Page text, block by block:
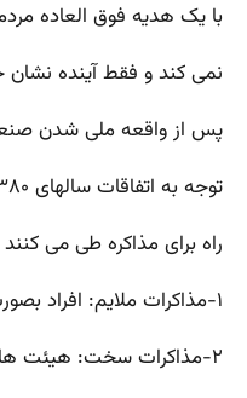
با یک هدیه فوق العاده
نمی کند و فقط آینده
پس از واقعه ملی شدن
توجه به اتفاقات سالهای ۱۳۸۰ تا کنون درسهایی از این مذاکره را در این سلسله مقالات به رشته تحریر در می اورم در مذاکرات حرفه ای عموما افراد غیر حرفه ای معمولا دو
راه برای مذاکره طی می کنند
۱-مذاکرات ملایم: افراد بصورت ملایم مذاکره می کنند و همچنین از برخوردهای شخصی اجتناب نموده و از این روی بسیار ساده امتیاز می دهند
۲-مذاکرات سخت: هیئت های مذاکره کننده سرسخت هر مطلبی را به چشم جدالی می بینند که در آن فقط بر مواضع خود پافشاری بیشتری کنند و فقط این مطلب را یاد